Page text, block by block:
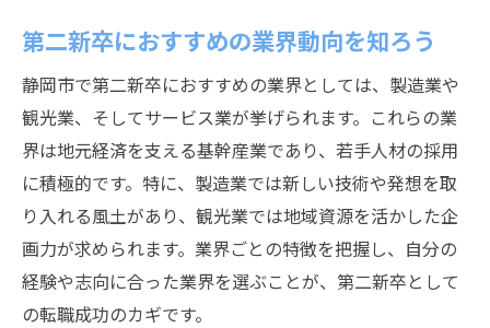
静岡市の安定企業を見極める第二新卒の視
点
第二新卒が安定就職を叶えるための情報収
集術
静岡市の企業でキャリアアップを狙う方法
第二新卒が静岡市企業でキャリアを伸ばす
コツ
静岡市で第二新卒が成長できる企業の特徴
第二新卒のためのスキルアップ術と学び方
第二新卒におすすめの業界動向を知ろう
静岡市で第二新卒におすすめの業界としては、製造業や
観光業、そしてサービス業が挙げられます。これらの業
界は地元経済を支える基幹産業であり、若手人材の採用
に積極的です。特に、製造業では新しい技術や発想を取
り入れる風土があり、観光業では地域資源を活かした企
画力が求められます。業界ごとの特徴を把握し、自分の
経験や志向に合った業界を選ぶことが、第二新卒として
の転職成功のカギです。